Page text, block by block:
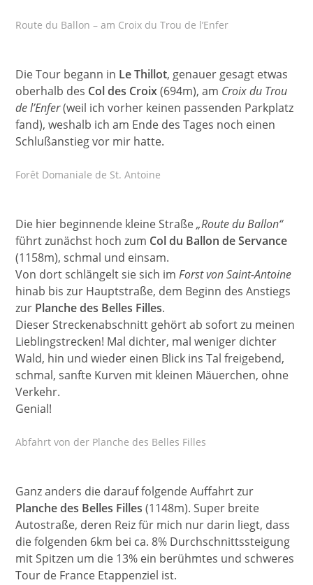
Route du Ballon – am Croix du Trou de l’Enfer
Die Tour begann in Le Thillot, genauer gesagt etwas
oberhalb des Col des Croix(694m), am Croix du Trou
de l’Enfer(weil ich vorher keinen passenden Parkplatz
fand), weshalb ich am Ende des Tages noch einen
Schlußanstieg vor mir hatte.
Forêt Domaniale de St. Antoine
Die hier beginnende kleine Straße„Route du Ballon“
führt zunächst hoch zum Col du Ballon de Servance
(1158m), schmal und einsam.
Von dort schlängelt sie sich imForst von Saint-Antoine
hinab bis zur Hauptstraße, dem Beginn des Anstiegs
zur Planche des Belles Filles.
Dieser Streckenabschnitt gehört ab sofort zu meinen
Lieblingstrecken! Mal dichter, mal weniger dichter
Wald, hin und wieder einen Blick ins Tal freigebend,
schmal, sanfte Kurven mit kleinen Mäuerchen, ohne
Verkehr.
Genial!
Abfahrt von der Planche des Belles Filles
Ganz anders die darauf folgende Auffahrt zur
Planche des Belles Filles (1148m). Super breite
Autostraße, deren Reiz für mich nur darin liegt, dass
die folgenden 6km bei ca. 8% Durchschnittssteigung
mit Spitzen um die 13% ein berühmtes und schweres
Tour de France Etappenziel ist.